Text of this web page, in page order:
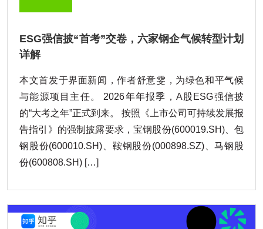
ESG强信披“首考”交卷，六家钢企气候转型计划
详解
本文首发于界面新闻，作者舒意雯，为绿色和平气候
与能源项目主任。 2026年年报季，A股ESG强信披
的“大考之年”正式到来。 按照《上市公司可持续发展报
告指引》的强制披露要求，宝钢股份(600019.SH)、包
钢股份(600010.SH)、鞍钢股份(000898.SZ)、马钢股
份(600808.SH) […]